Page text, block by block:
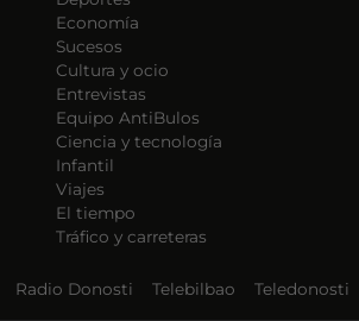
Economía
Sucesos
Cultura y ocio
Entrevistas
Equipo AntiBulos
Ciencia y tecnología
Infantil
Viajes
El tiempo
Tráfico y carreteras
Radio Donosti Telebilbao Teledonosti